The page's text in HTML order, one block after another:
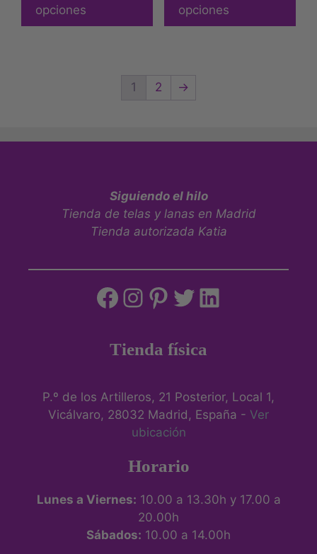
opciones
opciones
1 2 →
Siguiendo el hilo
Tienda de telas y lanas en Madrid
Tienda autorizada Katia
Tienda física
P.º de los Artilleros, 21 Posterior, Local 1,
Vicálvaro, 28032 Madrid, España - Ver
ubicación
Horario
Lunes a Viernes: 10.00 a 13.30h y 17.00 a
20.00h
Sábados: 10.00 a 14.00h